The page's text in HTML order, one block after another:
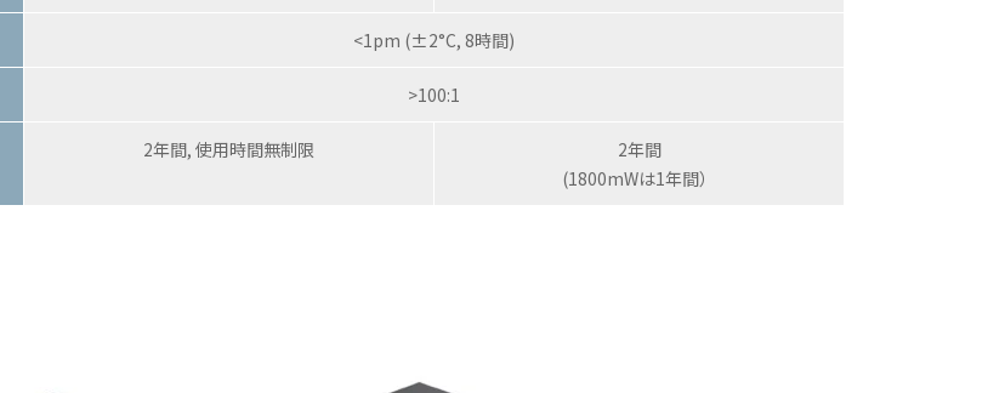
<1pm (±2°C, 8時間)
>100:1
2年間, 使用時間無制限
2年間
(1800mWは1年間）